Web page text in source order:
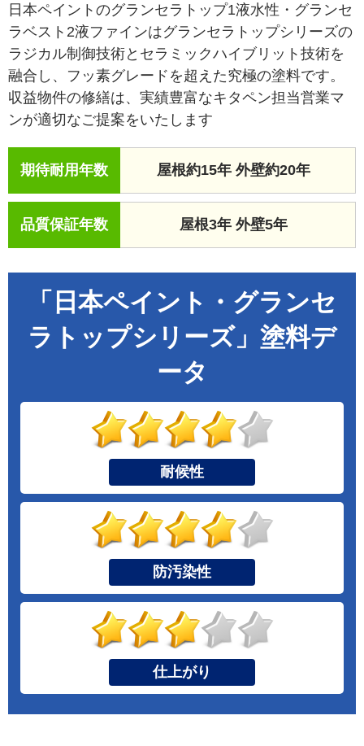
日本ペイントのグランセラトップ1液水性・グランセ
ラベスト2液ファインはグランセラトップシリーズの
ラジカル制御技術とセラミックハイブリット技術を
融合し、フッ素グレードを超えた究極の塗料です。
収益物件の修繕は、実績豊富なキタペン担当営業マ
ンが適切なご提案をいたします
期待耐用年数 屋根約15年 外壁約20年
品質保証年数 屋根3年 外壁5年
「日本ペイント・グランセ
ラトップシリーズ」塗料デ
ータ
耐候性
防汚染性
仕上がり